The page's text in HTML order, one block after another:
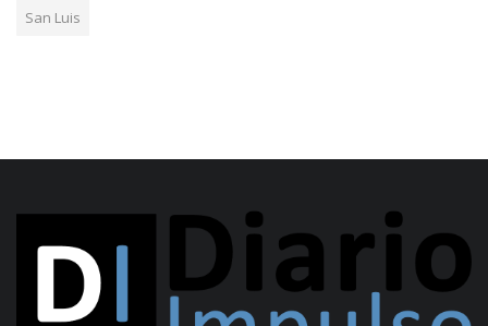
San Luis